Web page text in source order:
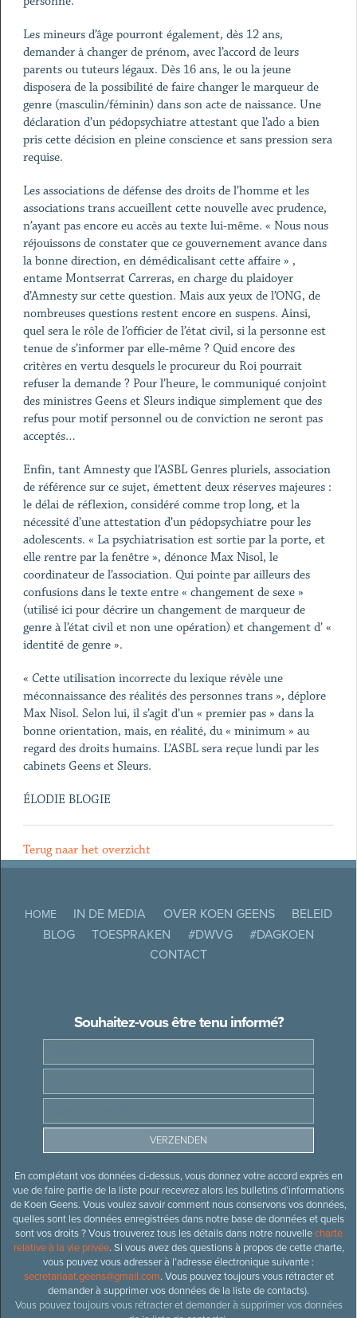
Les mineurs d’âge pourront également, dès 12 ans,
demander à changer de prénom, avec l’accord de leurs
parents ou tuteurs légaux. Dès 16 ans, le ou la jeune
disposera de la possibilité de faire changer le marqueur de
genre (masculin/féminin) dans son acte de naissance. Une
déclaration d’un pédopsychiatre attestant que l’ado a bien
pris cette décision en pleine conscience et sans pression sera
requise.
Les associations de défense des droits de l’homme et les
associations trans accueillent cette nouvelle avec prudence,
n’ayant pas encore eu accès au texte lui-même. « Nous nous
réjouissons de constater que ce gouvernement avance dans
la bonne direction, en démédicalisant cette affaire » ,
entame Montserrat Carreras, en charge du plaidoyer
d’Amnesty sur cette question. Mais aux yeux de l’ONG, de
nombreuses questions restent encore en suspens. Ainsi,
quel sera le rôle de l’officier de l’état civil, si la personne est
tenue de s’informer par elle-même ? Quid encore des
critères en vertu desquels le procureur du Roi pourrait
refuser la demande ? Pour l’heure, le communiqué conjoint
des ministres Geens et Sleurs indique simplement que des
refus pour motif personnel ou de conviction ne seront pas
acceptés…
Enfin, tant Amnesty que l’ASBL Genres pluriels, association
de référence sur ce sujet, émettent deux réserves majeures :
le délai de réflexion, considéré comme trop long, et la
nécessité d’une attestation d’un pédopsychiatre pour les
adolescents. « La psychiatrisation est sortie par la porte, et
elle rentre par la fenêtre », dénonce Max Nisol, le
coordinateur de l’association. Qui pointe par ailleurs des
confusions dans le texte entre « changement de sexe »
(utilisé ici pour décrire un changement de marqueur de
genre à l’état civil et non une opération) et changement d’ «
identité de genre ».
« Cette utilisation incorrecte du lexique révèle une
méconnaissance des réalités des personnes trans », déplore
Max Nisol. Selon lui, il s’agit d’un « premier pas » dans la
bonne orientation, mais, en réalité, du « minimum » au
regard des droits humains. L’ASBL sera reçue lundi par les
cabinets Geens et Sleurs.
ÉLODIE BLOGIE
Terug naar het overzicht
HOME IN DE MEDIA OVER KOEN GEENS
BELEID
BLOG
TOESPRAKEN #DWVG
#DAGKOEN
CONTACT
Souhaitez-vous être tenu informé?
En complétant vos données ci-dessus, vous donnez votre accord exprès en
vue de faire partie de la liste pour recevrez alors les bulletins d’informations
de Koen Geens. Vous voulez savoir comment nous conservons vos données,
quelles sont les données enregistrées dans notre base de données et quels
sont vos droits ? Vous trouverez tous les détails dans notre nouvellecharte
relative à la vie privée. Si vous avez des questions à propos de cette charte,
vous pouvez vous adresser à l’adresse électronique suivante :
secretariaat.geens@gmail.com. Vous pouvez toujours vous rétracter et
demander à supprimer vos données de la liste de contacts).
Vous pouvez toujours vous rétracter et demander à supprimer vos données